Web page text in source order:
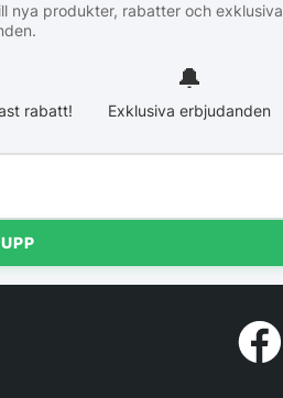
nya produkter, rabatter och exklusiva
rabatt!
🔔
Exklusiva erbjudanden